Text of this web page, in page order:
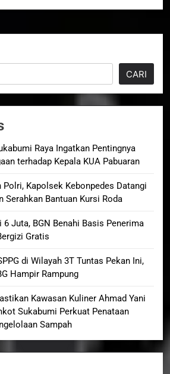
CARI
Raya Ingatkan Pentingnya
terhadap Kepala KUA Pabuaran
Polri, Kapolsek Kebonpedes Datangi
Serahkan Bantuan Kursi Roda
6 Juta, BGN Benahi Basis Penerima
Gratis
di Wilayah 3T Tuntas Pekan Ini,
Hampir Rampung
Kawasan Kuliner Ahmad Yani
Sukabumi Perkuat Penataan
Sampah